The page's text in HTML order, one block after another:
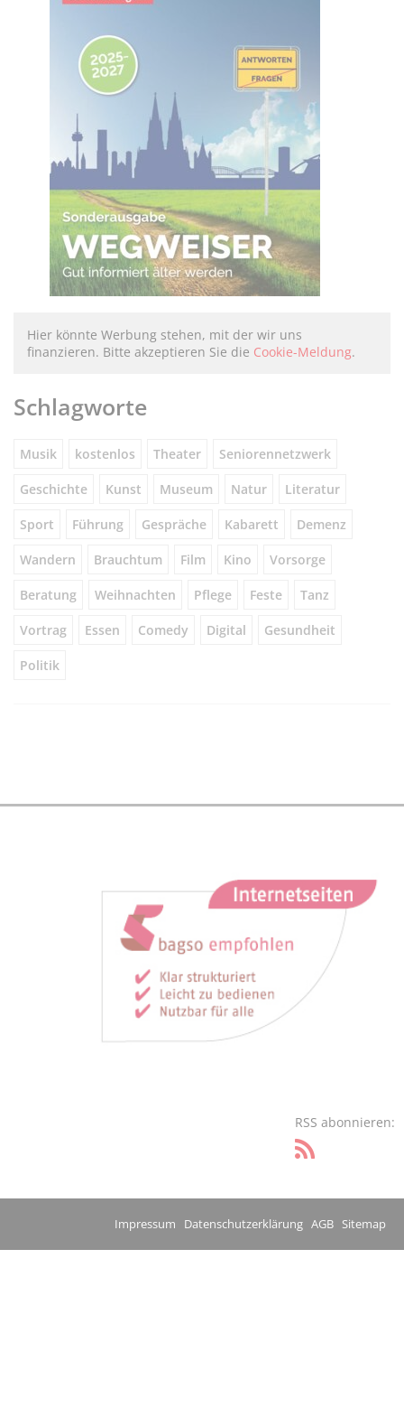
Hier könnte Werbung stehen, mit der wir uns
finanzieren. Bitte akzeptieren Sie die Cookie-Meldung.
Schlagworte
Musik kostenlos Theater Seniorennetzwerk
Geschichte Kunst Museum Natur Literatur
Sport Führung Gespräche Kabarett Demenz
Wandern Brauchtum Film Kino Vorsorge
Beratung Weihnachten Pflege Feste Tanz
Vortrag Essen Comedy Digital Gesundheit
Politik
RSS abonnieren:
Impressum Datenschutzerklärung AGB Sitemap